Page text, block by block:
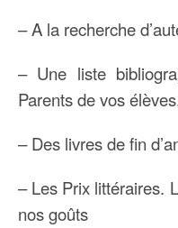
– A la recherche
– Une liste
Parents de vos
– Des livres de fin
– Les Prix littéraires.
nos goûts